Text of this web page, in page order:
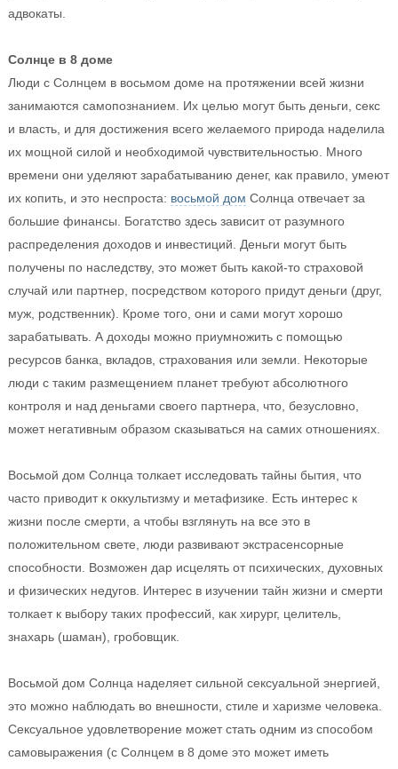
адвокаты.
Солнце в 8 доме
Люди с Солнцем в восьмом доме на протяжении всей жизни
занимаются самопознанием. Их целью могут быть деньги, секс
и власть, и для достижения всего желаемого природа наделила
их мощной силой и необходимой чувствительностью. Много
времени они уделяют зарабатыванию денег, как правило, умеют
их копить, и это неспроста: восьмой дом Солнца отвечает за
большие финансы. Богатство здесь зависит от разумного
распределения доходов и инвестиций. Деньги могут быть
получены по наследству, это может быть какой-то страховой
случай или партнер, посредством которого придут деньги (друг,
муж, родственник). Кроме того, они и сами могут хорошо
зарабатывать. А доходы можно приумножить с помощью
ресурсов банка, вкладов, страхования или земли. Некоторые
люди с таким размещением планет требуют абсолютного
контроля и над деньгами своего партнера, что, безусловно,
может негативным образом сказываться на самих отношениях.
Восьмой дом Солнца толкает исследовать тайны бытия, что
часто приводит к оккультизму и метафизике. Есть интерес к
жизни после смерти, а чтобы взглянуть на все это в
положительном свете, люди развивают экстрасенсорные
способности. Возможен дар исцелять от психических, духовных
и физических недугов. Интерес в изучении тайн жизни и смерти
толкает к выбору таких профессий, как хирург, целитель,
знахарь (шаман), гробовщик.
Восьмой дом Солнца наделяет сильной сексуальной энергией,
это можно наблюдать во внешности, стиле и харизме человека.
Сексуальное удовлетворение может стать одним из способом
самовыражения (с Солнцем в 8 доме это может иметь